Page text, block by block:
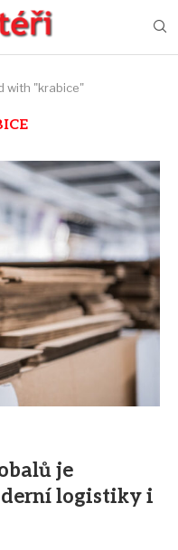
with "krabice"
je
logistiky i